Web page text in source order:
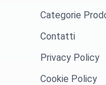
Categorie
Contatti
Privacy Policy
Cookie Policy